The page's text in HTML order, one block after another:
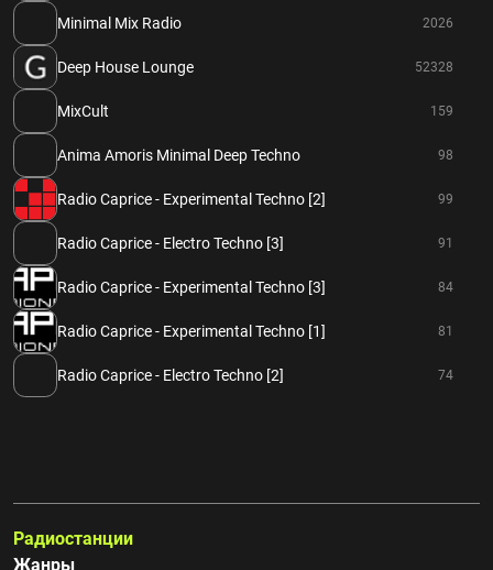
Minimal Mix Radio 2026
Deep House Lounge 52328
MixCult 159
Anima Amoris Minimal Deep Techno 98
Radio Caprice - Experimental Techno [2] 99
Radio Caprice - Electro Techno [3] 91
Radio Caprice - Experimental Techno [3] 84
Radio Caprice - Experimental Techno [1] 81
Radio Caprice - Electro Techno [2] 74
Радиостанции
Жанры